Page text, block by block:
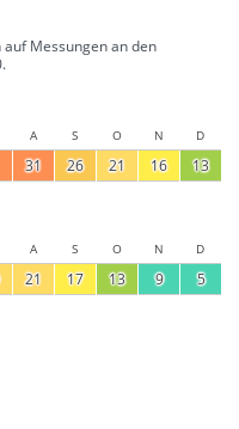
Messungen an den
A S O N D
31 26 21 16 13
A S O N D
21 17 13 9 5